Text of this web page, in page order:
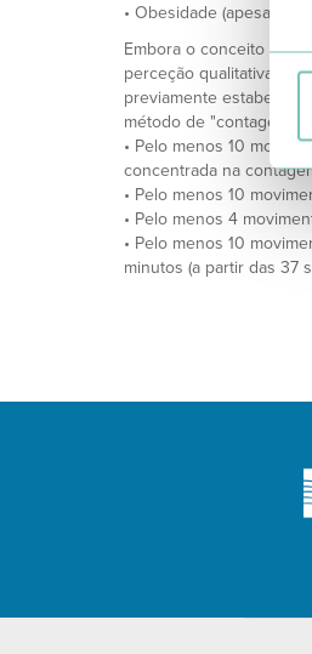
• Obesidade (apesar de
Embora o conceito de
perceção qualitativa
previamente
método de "contagem
• Pelo menos 10
concentrada na
• Pelo menos 10
• Pelo menos 4
• Pelo menos 10
minutos (a partir das 37